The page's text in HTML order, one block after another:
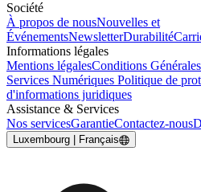
Société
À propos de nousNouvelles et
ÉvénementsNewsletterDurabilité
Informations légales
Mentions légalesConditions
Services Numériques Politique de
d'informations juridiques
Assistance & Services
Nos servicesGarantieContactez-nous
Luxembourg | Français